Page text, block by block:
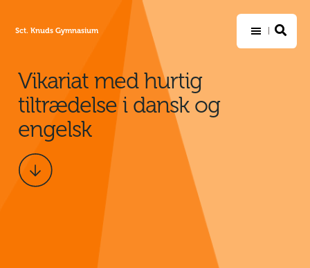
Sct. Knuds Gymnasium
Vikariat med hurtig
tiltrædelse i dansk og
engelsk
Scroll